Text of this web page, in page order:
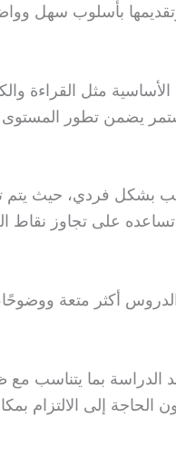
بأسلوب سهل
مثل القراءة
يضمن تطور
طالب بشكل فردي، حيث
على تجاوز نقاط
أكثر متعة
الدراسة بما يتناسب
الحاجة إلى الالتزام